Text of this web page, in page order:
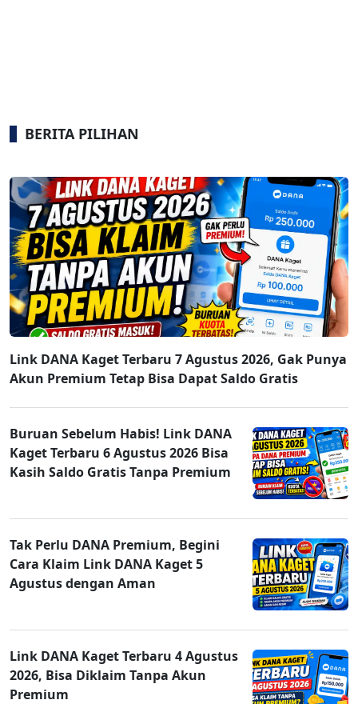
BERITA PILIHAN
Link DANA Kaget Terbaru 7 Agustus 2026, Gak Punya
Akun Premium Tetap Bisa Dapat Saldo Gratis
Buruan Sebelum Habis! Link DANA
Kaget Terbaru 6 Agustus 2026 Bisa
Kasih Saldo Gratis Tanpa Premium
Tak Perlu DANA Premium, Begini
Cara Klaim Link DANA Kaget 5
Agustus dengan Aman
Link DANA Kaget Terbaru 4 Agustus
2026, Bisa Diklaim Tanpa Akun
Premium